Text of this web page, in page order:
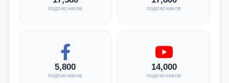
подписчиков подписчиков
5,800
подписчиков
14,000
подписчиков